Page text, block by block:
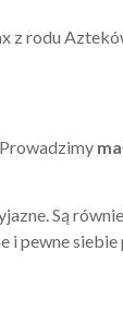
z rodu
Prowadzimy
Są
i pewne siebie